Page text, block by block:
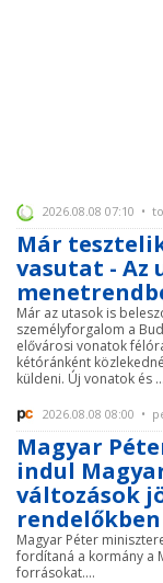
2026.08.08 07:10 •
Már
vasutat - Az
Már az utasok is
személyforgalom a
elővárosi vonatok
kétóránként
küldeni. Új vonatok és
2026.08.08 08:00 •
Magyar
indul
változások
Magyar Péter
fordítaná a kormány a
forrásokat....